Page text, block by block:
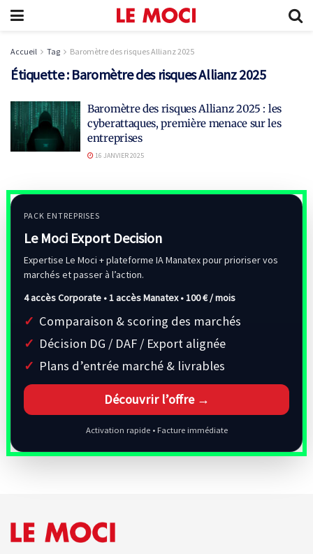
Accueil Tag Baromètre des risques Allianz 2025
Étiquette : Baromètre des risques Allianz 2025
Baromètre des risques Allianz 2025 : les
cyberattaques, première menace sur les
entreprises
16 JANVIER 2025
PACK ENTREPRISES
Le Moci Export Decision
Expertise Le Moci + plateforme IA Manatex pour prioriser vos
marchés et passer à l’action.
4 accès Corporate • 1 accès Manatex •100 € / mois
Comparaison & scoring des marchés
Décision DG / DAF / Export alignée
Plans d’entrée marché & livrables
Découvrir l’offre →
Activation rapide • Facture immédiate